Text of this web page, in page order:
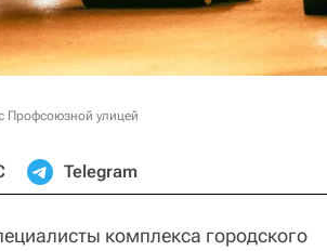
Профсоюзной улицей
Telegram
комплекса городского